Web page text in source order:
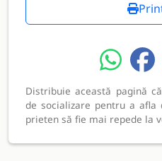
Distribuie această pagină
de socializare pentru a afla
prieten să fie mai repede la